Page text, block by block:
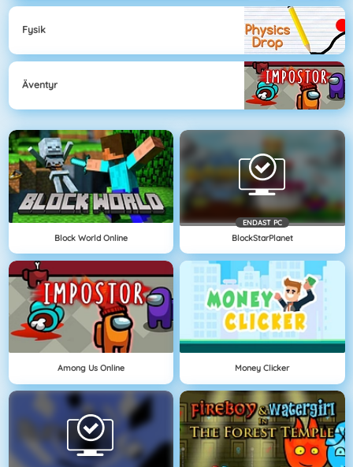
Fysik
Äventyr
Block World Online
ENDAST PC
BlockStarPlanet
Among Us Online Money Clicker